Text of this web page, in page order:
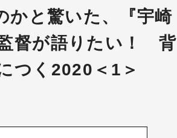
かと驚いた、『宇崎
督が語りたい！ 背
つく2020＜1＞